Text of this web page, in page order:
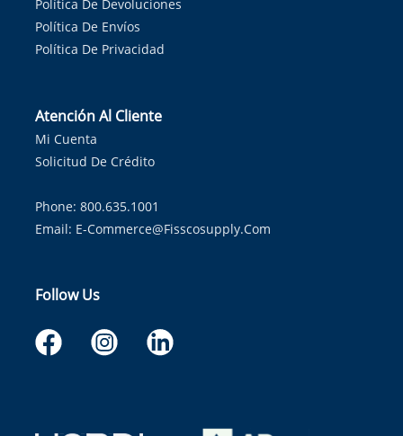
Política De Devoluciones
Política De Envíos
Política De Privacidad
Atención Al Cliente
Mi Cuenta
Solicitud De Crédito
Phone: 800.635.1001
Email: E-Commerce@fisscosupply.com
Follow Us